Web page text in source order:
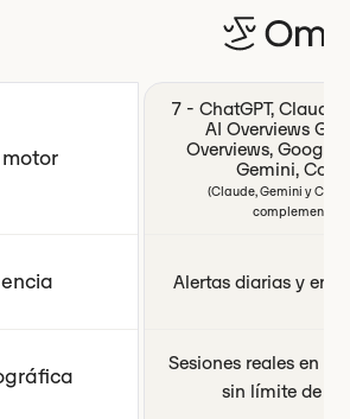
7 - ChatGPT, Claude,
AI Overviews
Overviews, Google
Gemini,
(Claude, Gemini y
complementos.)
Alertas diarias y en
Sesiones reales en el
sin límite de